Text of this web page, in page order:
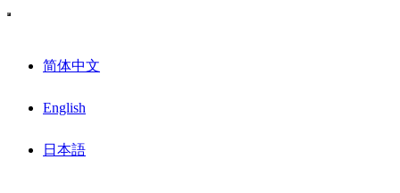
简体中文
English
日本語